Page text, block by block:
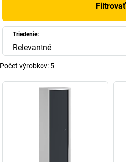
Filtrovať
Triedenie:
Relevantné
Počet výrobkov: 5